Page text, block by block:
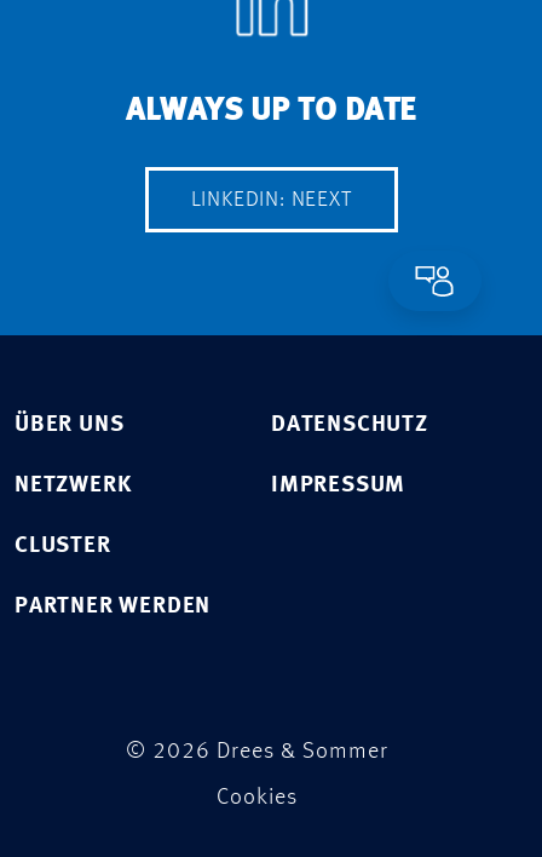
ALWAYS UP TO DATE
LINKEDIN: NEEXT
ÜBER UNS
NETZWERK
CLUSTER
PARTNER WERDEN
DATENSCHUTZ
IMPRESSUM
© 2026 Drees & Sommer
Cookies